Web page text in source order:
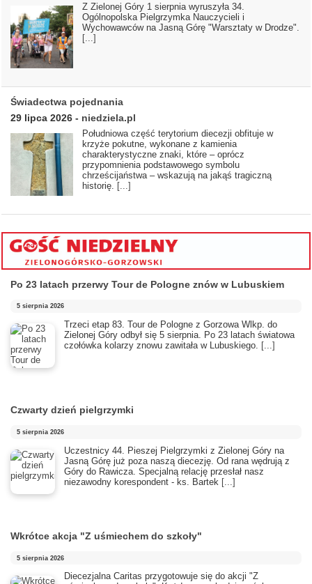
Z Zielonej Góry 1 sierpnia wyruszyła 34.
Ogólnopolska Pielgrzymka Nauczycieli i
Wychowawców na Jasną Górę "Warsztaty w Drodze".
[...]
Świadectwa pojednania
29 lipca 2026 - niedziela.pl
Południowa część terytorium diecezji obfituje w
krzyże pokutne, wykonane z kamienia
charakterystyczne znaki, które – oprócz
przypomnienia podstawowego symbolu
chrześcijaństwa – wskazują na jakąś tragiczną
historię. [...]
Po 23 latach przerwy Tour de Pologne znów w Lubuskiem
5 sierpnia 2026
Trzeci etap 83. Tour de Pologne z Gorzowa Wlkp. do
Zielonej Góry odbył się 5 sierpnia. Po 23 latach światowa
czołówka kolarzy znowu zawitała w Lubuskiego.
[...]
Czwarty dzień pielgrzymki
5 sierpnia 2026
Uczestnicy 44. Pieszej Pielgrzymki z Zielonej Góry na
Jasną Górę już poza naszą diecezję. Od rana wędrują z
Góry do Rawicza. Specjalną relację przesłał nasz
niezawodny korespondent - ks. Bartek [...]
Wkrótce akcja "Z uśmiechem do szkoły"
5 sierpnia 2026
Diecezjalna Caritas przygotowuje się do akcji "Z